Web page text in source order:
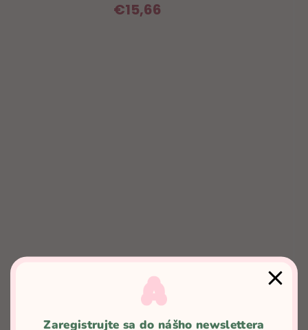
€15,66
Na sklade
€15,66
Zaregistrujte sa do nášho newslettera